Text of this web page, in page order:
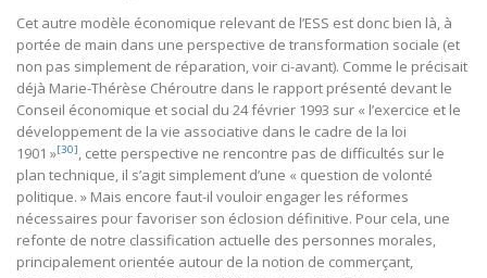
Cet autre modèle économique relevant de l’ESS est donc bien là, à
portée de main dans une perspective de transformation sociale (et
non pas simplement de réparation, voir ci-avant). Comme le précisait
déjà Marie-Thérèse Chéroutre dans le rapport présenté devant le
Conseil économique et social du 24 février 1993 sur « l’exercice et le
développement de la vie associative dans le cadre de la loi
1901 »[30], cette perspective ne rencontre pas de difficultés sur le
plan technique, il s’agit simplement d’une « question de volonté
politique. » Mais encore faut-il vouloir engager les réformes
nécessaires pour favoriser son éclosion définitive. Pour cela, une
refonte de notre classification actuelle des personnes morales,
principalement orientée autour de la notion de commerçant,